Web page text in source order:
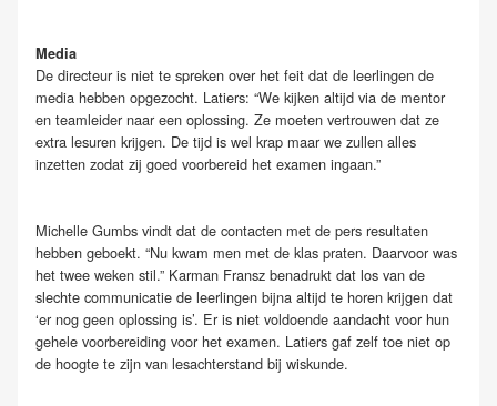
Media
De directeur is niet te spreken over het feit dat de leerlingen de
media hebben opgezocht. Latiers: “We kijken altijd via de mentor
en teamleider naar een oplossing. Ze moeten vertrouwen dat ze
extra lesuren krijgen. De tijd is wel krap maar we zullen alles
inzetten zodat zij goed voorbereid het examen ingaan.”
Michelle Gumbs vindt dat de contacten met de pers resultaten
hebben geboekt. “Nu kwam men met de klas praten. Daarvoor was
het twee weken stil.” Karman Fransz benadrukt dat los van de
slechte communicatie de leerlingen bijna altijd te horen krijgen dat
‘er nog geen oplossing is’. Er is niet voldoende aandacht voor hun
gehele voorbereiding voor het examen. Latiers gaf zelf toe niet op
de hoogte te zijn van lesachterstand bij wiskunde.